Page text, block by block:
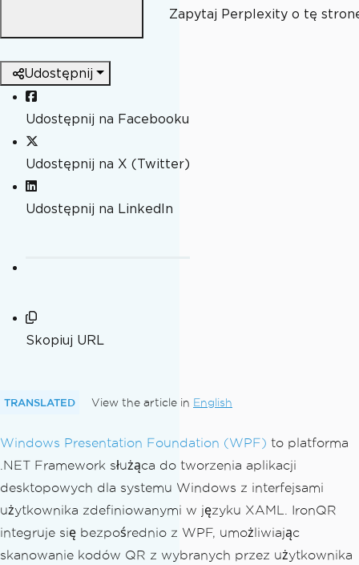
Zapytaj Perplexity o tę
Udostępnij
Udostępnij na Facebooku
Udostępnij na X (Twitter)
Udostępnij na LinkedIn
Skopiuj URL
TRANSLATED View the article in English
Windows Presentation Foundation (WPF) to platforma
.NET Framework służąca do tworzenia aplikacji
desktopowych dla systemu Windows z interfejsami
użytkownika zdefiniowanymi w języku XAML. IronQR
integruje się bezpośrednio z WPF, umożliwiając
skanowanie kodów QR z wybranych przez użytkownika